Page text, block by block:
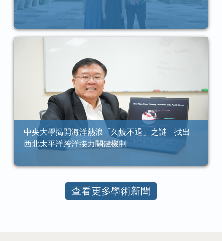
中央大學揭開海洋熱浪「久燒不退」之謎 找出
西北太平洋跨洋接力關鍵機制
查看更多學術新聞